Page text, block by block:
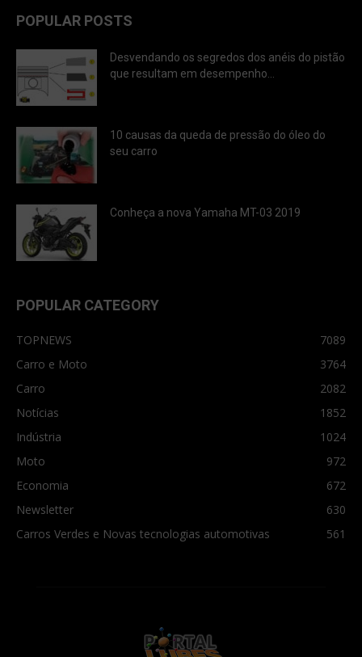
POPULAR POSTS
Desvendando os segredos dos anéis do pistão
que resultam em desempenho...
10 causas da queda de pressão do óleo do
seu carro
Conheça a nova Yamaha MT-03 2019
POPULAR CATEGORY
TOPNEWS
7089
Carro e Moto
3764
Carro
2082
Notícias
1852
Indústria
1024
Moto
972
Economia
672
Newsletter
630
Carros Verdes e Novas tecnologias automotivas
561